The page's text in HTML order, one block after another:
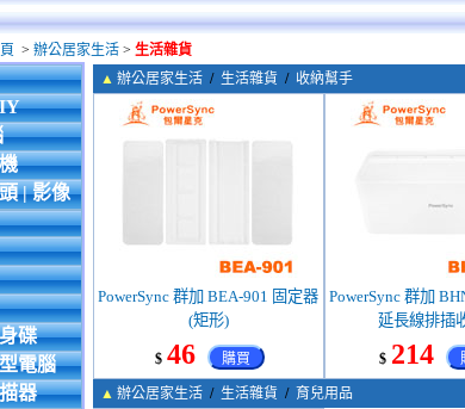
> 辦公居家生活> 生活雜貨
| 影像
碟
電腦
器
▲ 辦公居家生活 / 生活雜貨 / 收納幫手
PowerSync 群加 BEA-901 固定器
(矩形)
$ 46 購買
PowerSync 群加
延長線排插
$ 214
▲ 辦公居家生活 / 生活雜貨 / 育兒用品